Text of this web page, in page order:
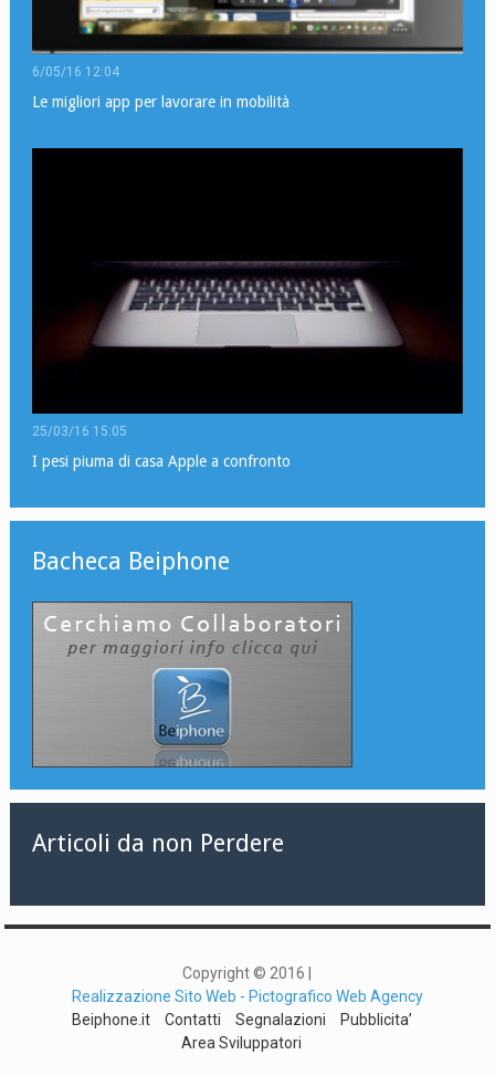
6/05/16 12:04
Le migliori app per lavorare in mobilità
25/03/16 15:05
I pesi piuma di casa Apple a confronto
Bacheca Beiphone
Articoli da non Perdere
Copyright © 2016 |
Realizzazione Sito Web - Pictografico Web Agency
Beiphone.it
Contatti Segnalazioni
Pubblicita’
Area Sviluppatori